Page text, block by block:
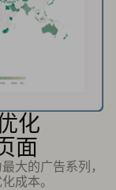
化
面
大的广告系列，
成本。